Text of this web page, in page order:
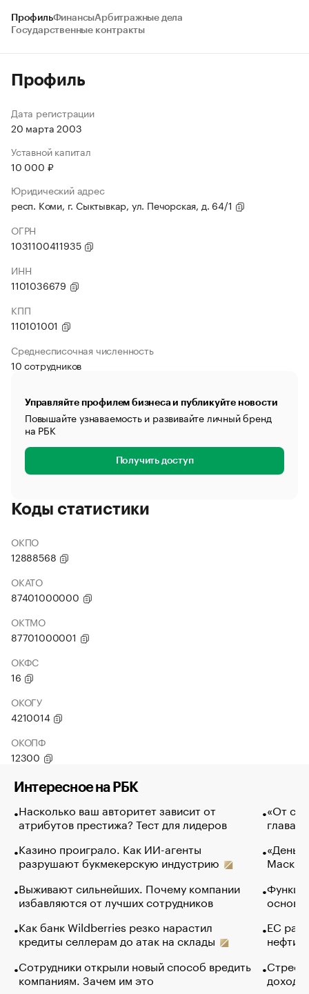
ПрофильФинансыАрбитражные дела
Государственные контракты
Профиль
Дата регистрации
20 марта 2003
Уставной капитал
10 000 ₽
Юридический адрес
респ. Коми, г. Сыктывкар, ул. Печорская, д. 64/1
ОГРН
1031100411935
ИНН
1101036679
КПП
110101001
Среднесписочная численность
10 сотрудников
Управляйте профилем бизнеса и публикуйте новости
Повышайте узнаваемость и развивайте личный бренд
на РБК
Получить доступ
Коды статистики
ОКПО
12888568
ОКАТО
87401000000
ОКТМО
87701000001
ОКФС
16
ОКОГУ
4210014
ОКОПФ
12300
Интересное на РБК
Насколько ваш авторитет зависит от
атрибутов престижа? Тест для лидеров
Казино проиграло. Как ИИ-агенты
разрушают букмекерскую индустрию
Выживают сильнейших. Почему компании
избавляются от лучших сотрудников
Как банк Wildberries резко нарастил
кредиты селлерам до атак на склады
Сотрудники открыли новый способ вредить
компаниям. Зачем им это
«От
глава
Маск в
основ
ЕС
нефти